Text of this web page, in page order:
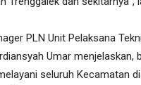
PLN Unit Pelaksana
Umar menjelaskan,
seluruh Kecamatan